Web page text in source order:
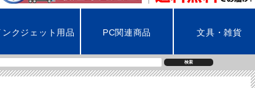
ンクジェット用品 PC関連商品 文具・雑貨
検索